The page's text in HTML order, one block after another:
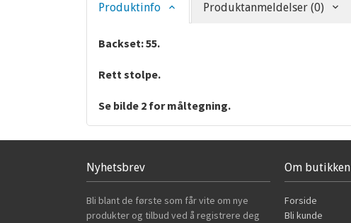
Produktinfo Produktanmeldelser (0)
Backset: 55.
Rett stolpe.
Se bilde 2 for måltegning.
Nyhetsbrev
Bli blant de første som får vite om nye
produkter og tilbud ved å registrere deg
Om butikken
Forside
Bli kunde